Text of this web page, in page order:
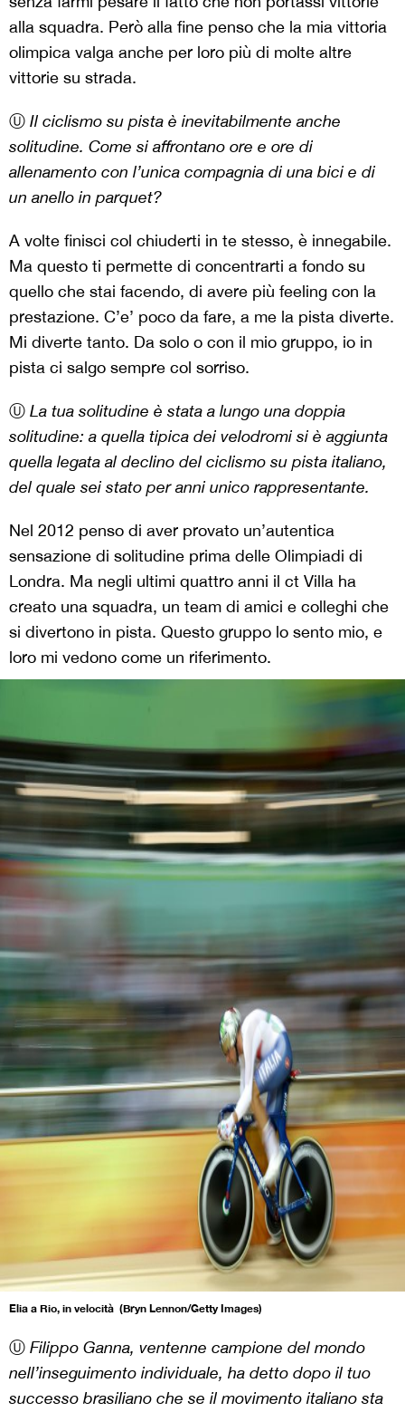
alla squadra. Però alla fine penso che la mia vittoria
olimpica valga anche per loro più di molte altre
vittorie su strada.
Ⓤ Il ciclismo su pista è inevitabilmente anche
solitudine. Come si affrontano ore e ore di
allenamento con l’unica compagnia di una bici e di
un anello in parquet?
A volte finisci col chiuderti in te stesso, è innegabile.
Ma questo ti permette di concentrarti a fondo su
quello che stai facendo, di avere più feeling con la
prestazione. C’e’ poco da fare, a me la pista diverte.
Mi diverte tanto. Da solo o con il mio gruppo, io in
pista ci salgo sempre col sorriso.
Ⓤ La tua solitudine è stata a lungo una doppia
solitudine: a quella tipica dei velodromi si è aggiunta
quella legata al declino del ciclismo su pista italiano,
del quale sei stato per anni unico rappresentante.
Nel 2012 penso di aver provato un’autentica
sensazione di solitudine prima delle Olimpiadi di
Londra. Ma negli ultimi quattro anni il ct Villa ha
creato una squadra, un team di amici e colleghi che
si divertono in pista. Questo gruppo lo sento mio, e
loro mi vedono come un riferimento.
Elia a Rio, in velocità (Bryn Lennon/Getty Images)
Ⓤ Filippo Ganna, ventenne campione del mondo
nell’inseguimento individuale, ha detto dopo il tuo
successo brasiliano che se il movimento italiano sta